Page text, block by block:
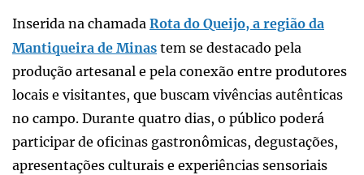
Inserida na chamada Rota do Queijo, a região da
Mantiqueira de Minas tem se destacado pela
produção artesanal e pela conexão entre produtores
locais e visitantes, que buscam vivências autênticas
no campo. Durante quatro dias, o público poderá
participar de oficinas gastronômicas, degustações,
apresentações culturais e experiências sensoriais